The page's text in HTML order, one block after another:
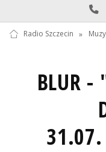
Radio Szczecin »
BLUR